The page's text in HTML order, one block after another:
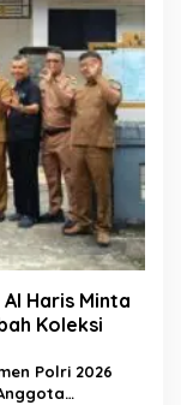
Haris Minta
Koleksi
Polri 2026